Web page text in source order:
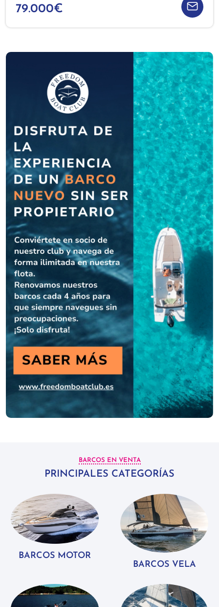
79.000€
BARCOS EN VENTA
PRINCIPALES CATEGORÍAS
BARCOS MOTOR
BARCOS VELA